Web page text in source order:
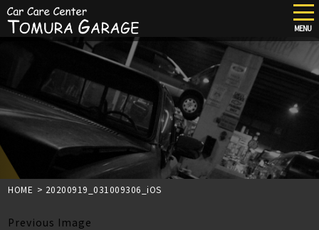
content
MENU
HOME > 20200919_031009306_iOS
Previous Image